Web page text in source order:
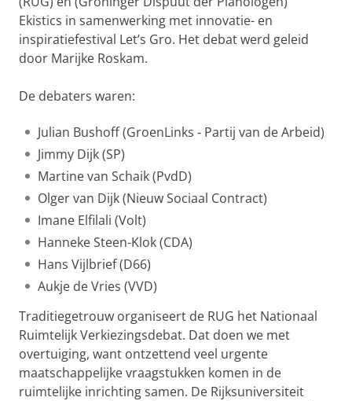
Ekistics in samenwerking met innovatie- en
inspiratiefestival Let’s Gro. Het debat werd geleid
door Marijke Roskam.
De debaters waren:
Julian Bushoff (GroenLinks - Partij van de Arbeid)
Jimmy Dijk (SP)
Martine van Schaik (PvdD)
Olger van Dijk (Nieuw Sociaal Contract)
Imane Elfilali (Volt)
Hanneke Steen-Klok (CDA)
Hans Vijlbrief (D66)
Aukje de Vries (VVD)
Traditiegetrouw organiseert de RUG het Nationaal
Ruimtelijk Verkiezingsdebat. Dat doen we met
overtuiging, want ontzettend veel urgente
maatschappelijke vraagstukken komen in de
ruimtelijke inrichting samen. De Rijksuniversiteit